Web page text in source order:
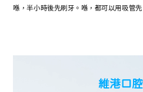
喺，半小時後先刷牙。喺，都可以用吸管先
維港口